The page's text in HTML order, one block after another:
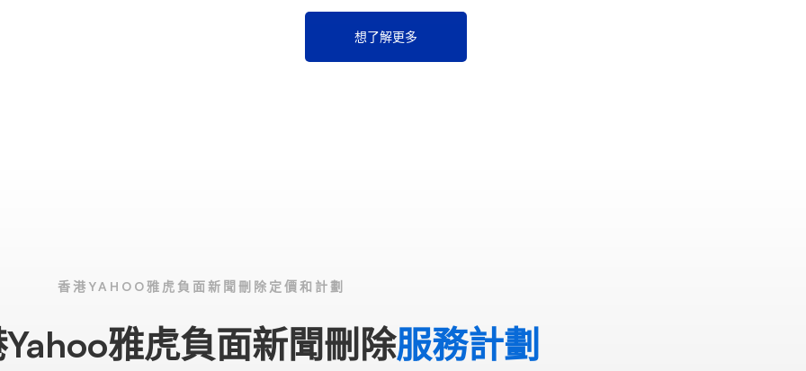
想了解更多
香港YAHOO雅虎負面新聞刪除定價和計劃
雅虎負面新聞刪除服務計劃